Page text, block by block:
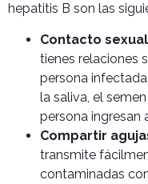
hepatitis B son las
Contacto
tienes relaciones
persona
la saliva, el
persona ingresan
Compartir
transmite
contaminadas